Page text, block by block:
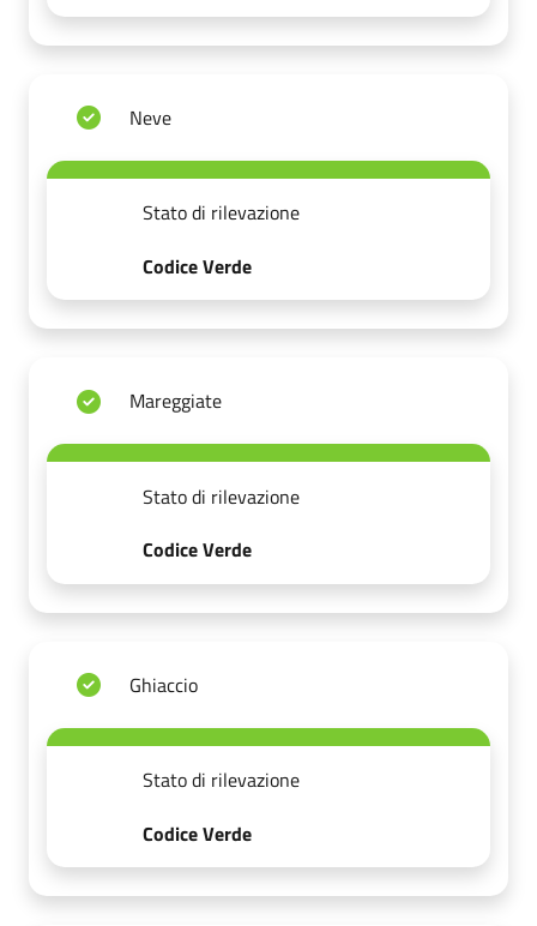
Neve
Stato di rilevazione
Codice Verde
Mareggiate
Stato di rilevazione
Codice Verde
Ghiaccio
Stato di rilevazione
Codice Verde